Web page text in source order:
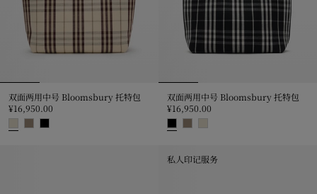
双面两用中号 Bloomsbury 托特包
¥16,950.00
双面两用中号 Bloomsbury 托特包
¥16,950.00
私人印记服务